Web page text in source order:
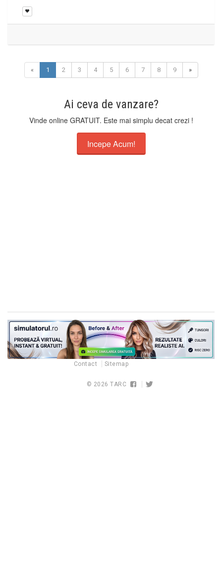
« 1 2 3 4 5 6 7 8 9 »
Ai ceva de vanzare?
Vinde online GRATUIT. Este mai simplu decat crezi !
Incepe Acum!
Contact Sitemap
© 2026TARC